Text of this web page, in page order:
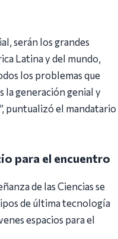
serán los grandes
Latina y del mundo,
los problemas que
la generación genial y
puntualizó el mandatario
para el encuentro
de las Ciencias se
de última tecnología
espacios para el